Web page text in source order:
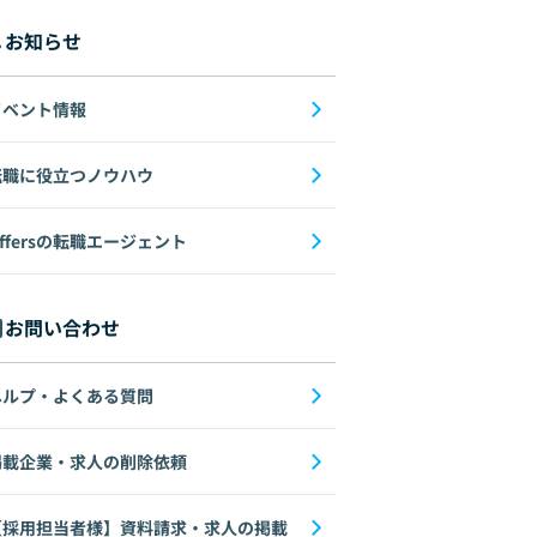
お知らせ
ント情報
に役立つノウハウ
の転職エージェント
お問い合わせ
プ・よくある質問
企業・求人の削除依頼
用担当者様】資料請求・求人の掲載